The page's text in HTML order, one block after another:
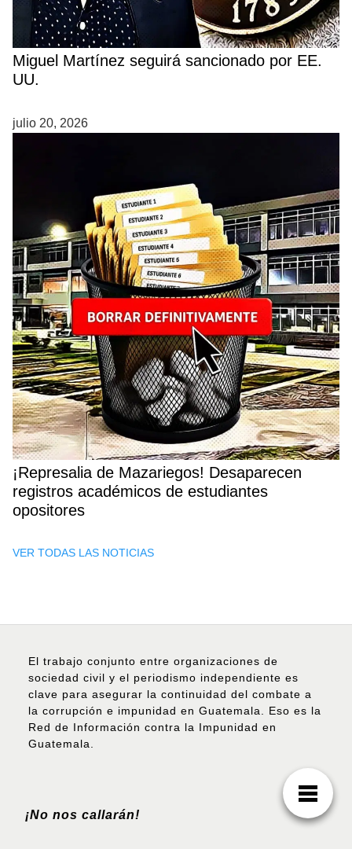
Miguel Martínez seguirá sancionado por EE.
UU.
julio 20, 2026
¡Represalia de Mazariegos! Desaparecen
registros académicos de estudiantes
opositores
VER TODAS LAS NOTICIAS
El trabajo conjunto entre organizaciones de
sociedad civil y el periodismo independiente es
clave para asegurar la continuidad del combate a
la corrupción e impunidad en Guatemala. Eso es la
Red de Información contra la Impunidad en
Guatemala.
¡No nos callarán!